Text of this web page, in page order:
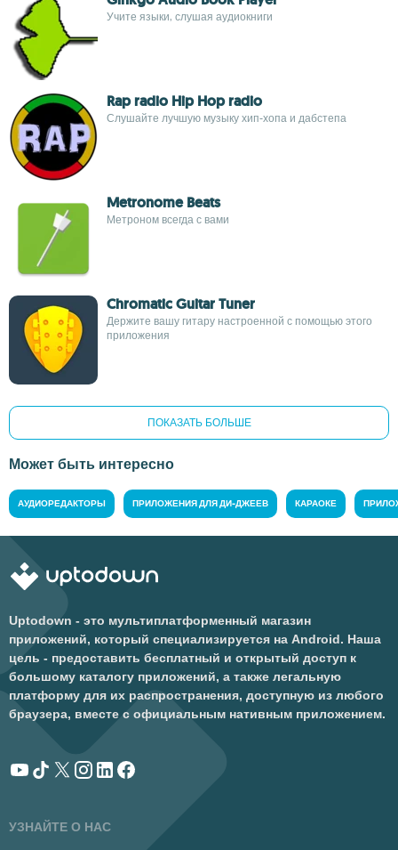
Учите языки, слушая аудиокниги
Rap radio Hip Hop radio
Слушайте лучшую музыку хип-хопа и дабстепа
Metronome Beats
Метроном всегда с вами
Chromatic Guitar Tuner
Держите вашу гитару настроенной с помощью этого
приложения
ПОКАЗАТЬ БОЛЬШЕ
Может быть интересно
АУДИОРЕДАКТОРЫ ПРИЛОЖЕНИЯ ДЛЯ ДИ-ДЖЕЕВ КАРАОКЕ
Uptodown - это мультиплатформенный магазин
приложений, который специализируется на Android. Наша
цель - предоставить бесплатный и открытый доступ к
большому каталогу приложений, а также легальную
платформу для их распространения, доступную из любого
браузера, вместе с официальным нативным приложением.
УЗНАЙТЕ О НАС